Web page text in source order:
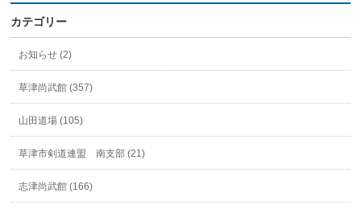
カテゴリー
お知らせ (2)
草津尚武館 (357)
山田道場 (105)
草津市剣道連盟 南支部 (21)
志津尚武館 (166)